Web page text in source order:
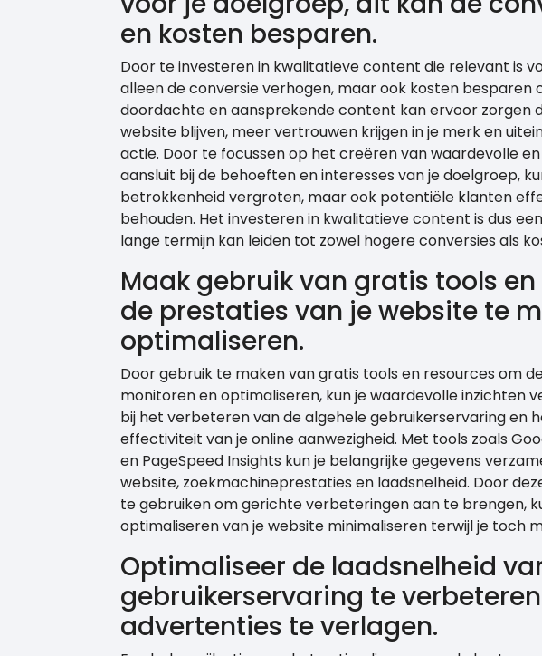
en kosten besparen.
Door te investeren in kwalitatieve content die relevant is
alleen de conversie verhogen, maar ook kosten besparen
doordachte en aansprekende content kan ervoor zorgen
website blijven, meer vertrouwen krijgen in je merk en
actie. Door te focussen op het creëren van waardevolle
aansluit bij de behoeften en interesses van je doelgroep,
betrokkenheid vergroten, maar ook potentiële klanten
behouden. Het investeren in kwalitatieve content is dus
lange termijn kan leiden tot zowel hogere conversies als
Maak gebruik van gratis tools
de prestaties van je website te
optimaliseren.
Door gebruik te maken van gratis tools en resources om
monitoren en optimaliseren, kun je waardevolle inzichten
bij het verbeteren van de algehele gebruikerservaring en
effectiviteit van je online aanwezigheid. Met tools zoals
en PageSpeed Insights kun je belangrijke gegevens
website, zoekmachineprestaties en laadsnelheid. Door
te gebruiken om gerichte verbeteringen aan te brengen,
optimaliseren van je website minimaliseren terwijl je toch
Optimaliseer de laadsnelheid
gebruikerservaring te
advertenties te verlagen.